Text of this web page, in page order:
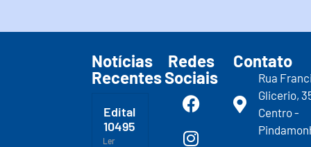
Notícias
Recentes
Edital
10495
Ler
Redes
Sociais
Contato
Rua
Glicerio,
Centro -